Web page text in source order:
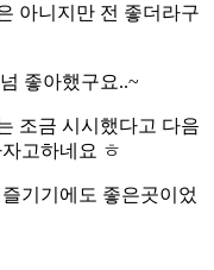
아니지만 전 좋더라구
좋아했구요..~
조금 시시했다고 다음
고하네요 ㅎ
기기에도 좋은곳이었